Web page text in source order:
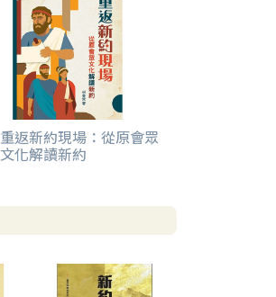
重返新約現場：從原會眾
文化解讀新約